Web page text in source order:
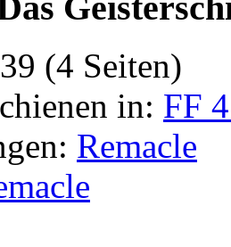
(4 Seiten)
in: FF
Remacle